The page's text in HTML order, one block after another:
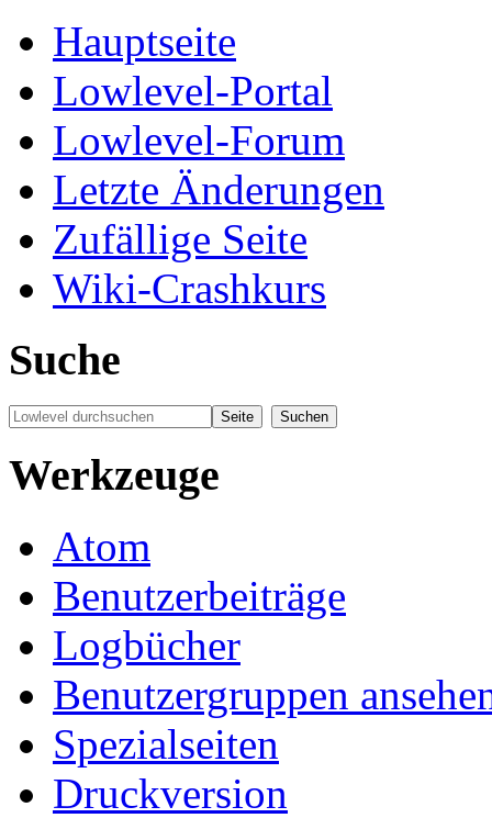
Hauptseite
Lowlevel-Portal
Lowlevel-Forum
Letzte Änderungen
Zufällige Seite
Wiki-Crashkurs
Suche
Werkzeuge
Atom
Benutzerbeiträge
Logbücher
Benutzergruppen
Spezialseiten
Druckversion